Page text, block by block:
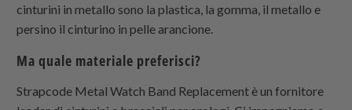
cinturini in metallo sono la plastica, la gomma, il metallo e
persino il cinturino in pelle arancione.
Ma quale materiale preferisci?
Strapcode Metal Watch Band Replacement è un fornitore